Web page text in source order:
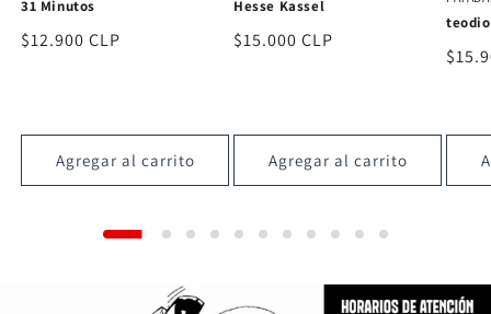
Agregar al carrito
Candelabro
Precio
$18.000 CLP
Agregar al carrito